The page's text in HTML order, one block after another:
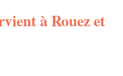
àRouezet